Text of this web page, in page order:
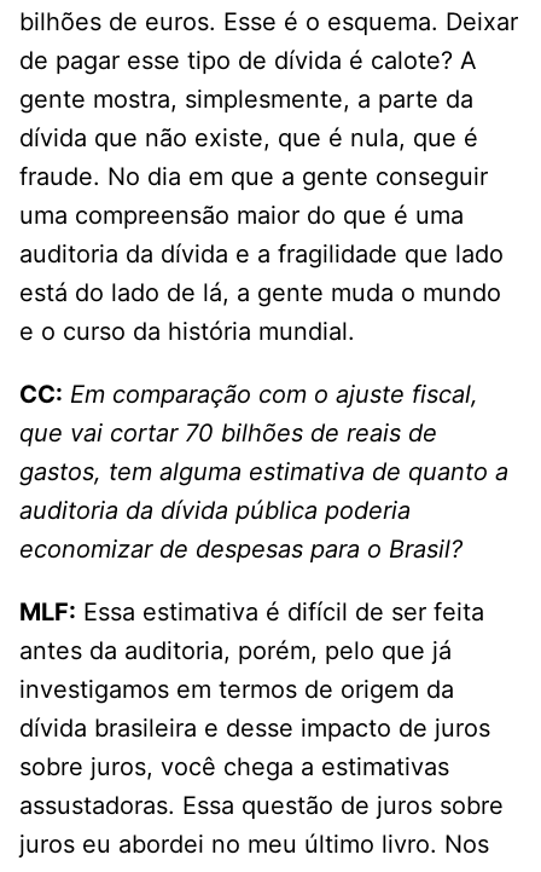
bilhões de euros. Esse é o esquema. Deixar
de pagar esse tipo de dívida é calote? A
gente mostra, simplesmente, a parte da
dívida que não existe, que é nula, que é
fraude. No dia em que a gente conseguir
uma compreensão maior do que é uma
auditoria da dívida e a fragilidade que lado
está do lado de lá, a gente muda o mundo
e o curso da história mundial.
CC: Em comparação com o ajuste fiscal,
que vai cortar 70 bilhões de reais de
gastos, tem alguma estimativa de quanto a
auditoria da dívida pública poderia
economizar de despesas para o Brasil?
MLF: Essa estimativa é difícil de ser feita
antes da auditoria, porém, pelo que já
investigamos em termos de origem da
dívida brasileira e desse impacto de juros
sobre juros, você chega a estimativas
assustadoras. Essa questão de juros sobre
juros eu abordei no meu último livro. Nos